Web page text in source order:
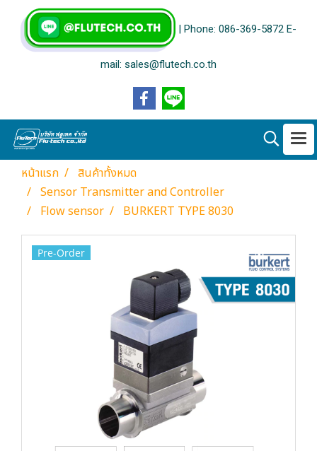
| Phone: 086-369-5872 E-
mail: sales@flutech.co.th
หน้าแรก
สินค้าทั้งหมด
Sensor Transmitter and Controller
Flow sensor
BURKERT TYPE 8030
Pre-Order